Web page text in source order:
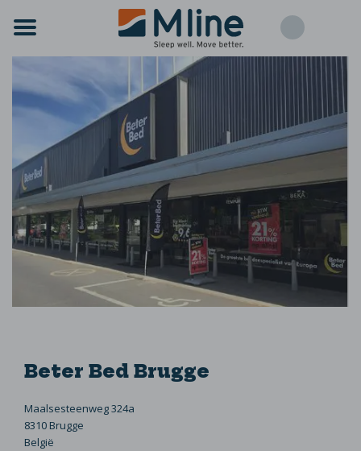
Beter Bed Brugge
Maalsesteenweg 324a
8310 Brugge
België